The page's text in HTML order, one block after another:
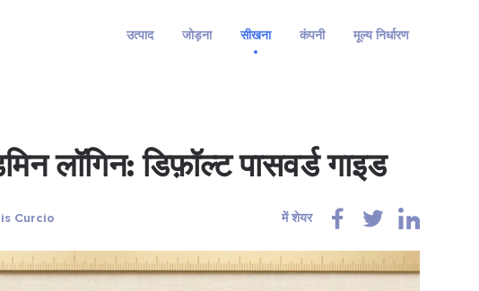
उत्पाद जोड़ना सीखना कंपनी मूल्य निर्धारण
लॉगिन: डिफ़ॉल्ट पासवर्ड गाइड
Curcio में शेयर